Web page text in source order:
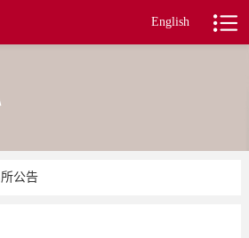
English
公告